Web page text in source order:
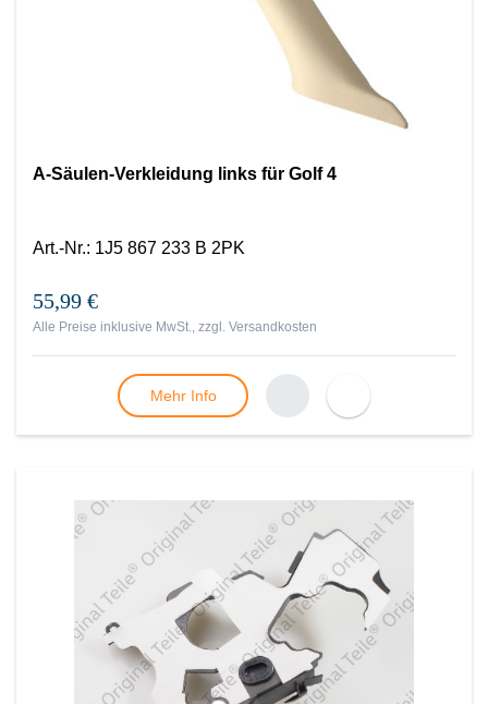
A-Säulen-Verkleidung links für Golf 4
Art.-Nr.: 1J5 867 233 B 2PK
55,99 €
Alle Preise inklusive MwSt., zzgl. Versandkosten
Mehr Info